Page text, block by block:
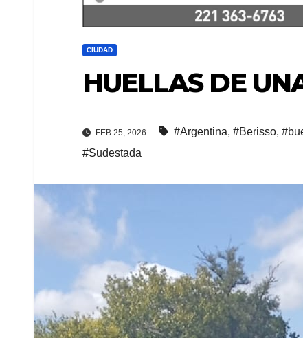
CIUDAD
HUELLAS DE
FEB 25, 2026 #Argentina, #Berisso,
#Sudestada